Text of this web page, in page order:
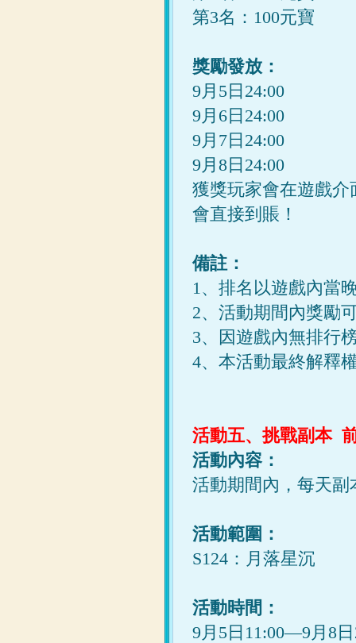
第3名：100元寶
獎勵發放：
9月5日24:00
9月6日24:00
9月7日24:00
9月8日24:00
獲獎玩家會在遊戲
會直接到賬！
備註：
1、排名以遊戲內當
2、活動期間內獎勵
3、因遊戲內無排行
4、本活動最終解釋
活動五、挑戰副本前
活動內容：
活動期間內，每天
活動範圍：
S124：月落星沉
活動時間：
9月5日11:00—9月8日